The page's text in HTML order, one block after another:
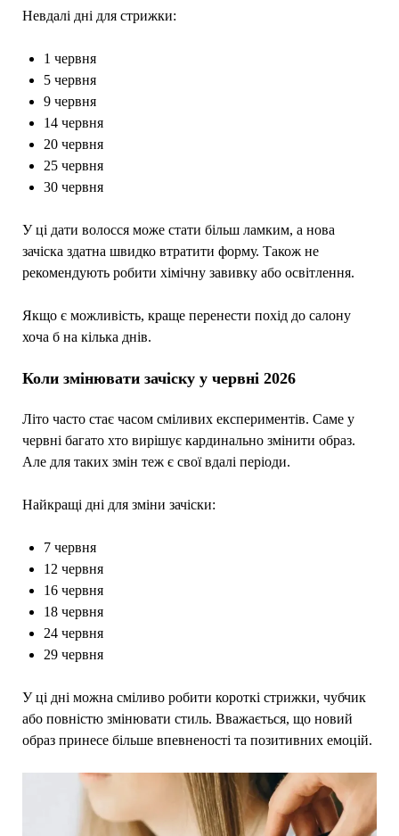
Невдалі дні для стрижки:
1 червня
5 червня
9 червня
14 червня
20 червня
25 червня
30 червня
У ці дати волосся може стати більш ламким, а нова
зачіска здатна швидко втратити форму. Також не
рекомендують робити хімічну завивку або освітлення.
Якщо є можливість, краще перенести похід до салону
хоча б на кілька днів.
Коли змінювати зачіску у червні 2026
Літо часто стає часом сміливих експериментів. Саме у
червні багато хто вирішує кардинально змінити образ.
Але для таких змін теж є свої вдалі періоди.
Найкращі дні для зміни зачіски:
7 червня
12 червня
16 червня
18 червня
24 червня
29 червня
У ці дні можна сміливо робити короткі стрижки, чубчик
або повністю змінювати стиль. Вважається, що новий
образ принесе більше впевненості та позитивних емоцій.